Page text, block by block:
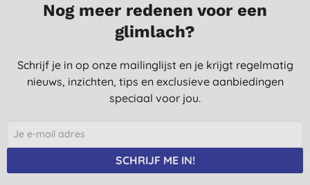
Nog meer redenen voor een
glimlach?
Schrijf je in op onze mailinglijst en je krijgt regelmatig
nieuws, inzichten, tips en exclusieve aanbiedingen
speciaal voor jou.
SCHRIJF ME IN!